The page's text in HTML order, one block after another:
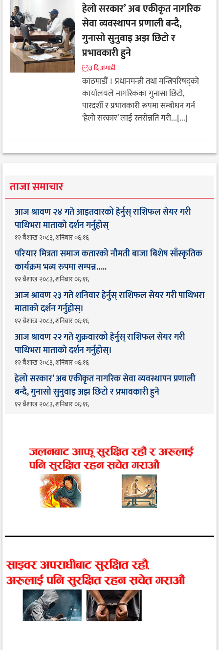
हेलो सरकार’ अब एकीकृत नागरिक
सेवा व्यवस्थापन प्रणाली बन्दै,
गुनासो सुनुवाइ अझ छिटो र
प्रभावकारी हुने
३ दि अगाडी
काठमाडौं । प्रधानमन्त्री तथा मन्त्रिपरिषद्को
कार्यालयले नागरिकका गुनासा छिटो,
पारदर्शी र प्रभावकारी रूपमा सम्बोधन गर्न
‘हेलो सरकार’ लाई स्तरोन्नति गरी...[...]
ताजा समाचार
आज श्रावण २४ गते आइतवारको हेर्नुस् राशिफल सेयर गरी
पाथिभरा माताको दर्शन गर्नुहोस्
१२ बैशाख २०८३, शनिबार ०६:१६
परियार मित्रता समाज कतारको नौमती बाजा बिशेष साँस्कृतिक
कार्यक्रम भव्य रुपमा सम्पन्न…..
१२ बैशाख २०८३, शनिबार ०६:१६
आज श्रावण २३ गते शनिवार हेर्नुस् राशिफल सेयर गरी पाथिभरा
माताको दर्शन गर्नुहोस्।
१२ बैशाख २०८३, शनिबार ०६:१६
आज श्रावण २२ गते शुक्रवारको हेर्नुस् राशिफल सेयर गरी
पाथिभरा माताको दर्शन गर्नुहोस्।
१२ बैशाख २०८३, शनिबार ०६:१६
हेलो सरकार’ अब एकीकृत नागरिक सेवा व्यवस्थापन प्रणाली
बन्दै, गुनासो सुनुवाइ अझ छिटो र प्रभावकारी हुने
१२ बैशाख २०८३, शनिबार ०६:१६